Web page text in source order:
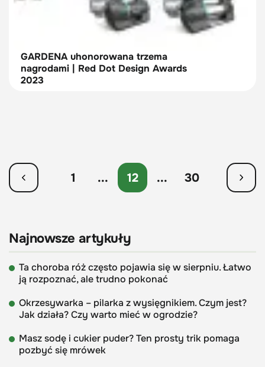
GARDENA uhonorowana trzema
nagrodami | Red Dot Design Awards
2023
1 ... 12 ... 30
Najnowsze artykuły
Ta choroba róż często pojawia się w sierpniu. Łatwo
ją rozpoznać, ale trudno pokonać
Okrzesywarka – pilarka z wysięgnikiem. Czym jest?
Jak działa? Czy warto mieć w ogrodzie?
Masz sodę i cukier puder? Ten prosty trik pomaga
pozbyć się mrówek